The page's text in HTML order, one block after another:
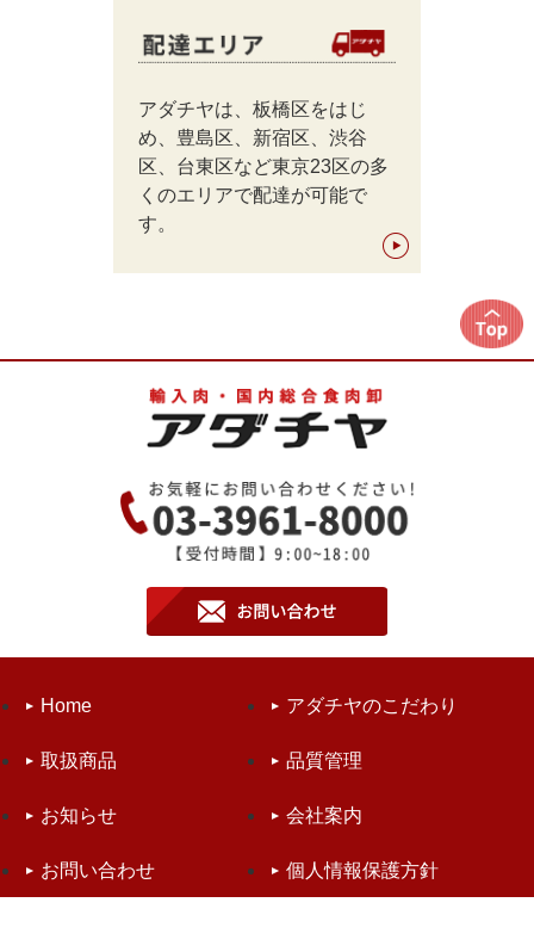
アダチヤは、板橋区をはじ
め、豊島区、新宿区、渋谷
区、台東区など東京23区の多
くのエリアで配達が可能で
す。
Home アダチヤのこだわり
取扱商品 品質管理
お知らせ 会社案内
お問い合わせ 個人情報保護方針